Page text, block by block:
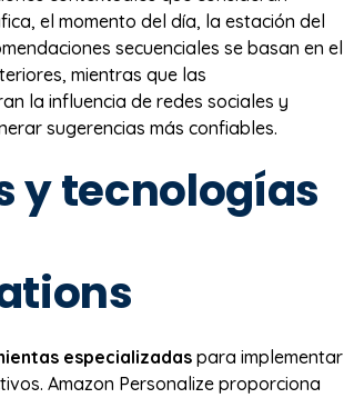
el momento del día, la estación del
secuenciales se basan en el
mientras que las
la influencia de redes sociales y
sugerencias más confiables.
y tecnologías
especializadas para implementar
Amazon Personalize proporciona